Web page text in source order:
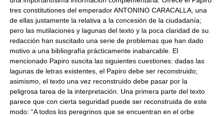
tres constitutiones del emperador ANTONINO CARACALLA, una
de ellas justamente la relativa a la concesión de la ciudadanía;
pero las mutilaciones y lagunas del texto y la poca claridad de su
redacción han suscitado una serie de problemas que han dado
motivo a una bibliografía prácticamente inabarcable. El
mencionado Papiro suscita las siguientes cuestiones: dadas las
lagunas de letras existentes, el Papiro debe ser reconstruido;
asimismo, el texto una vez reconstruido debe pasar por la
peligrosa tarea de la interpretación. Una primera parte del texto
parece que con cierta seguridad puede ser reconstruida de este
modo: “A todos los peregrinos que se encuentran en el orbe